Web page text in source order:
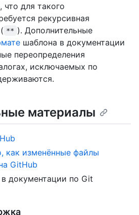
что для такого
рекурсивная
** ). Дополнительные
шаблона в документации
переопределения
исключаемых по
материалы
как изменённые файлы
GitHub
в документации по Git